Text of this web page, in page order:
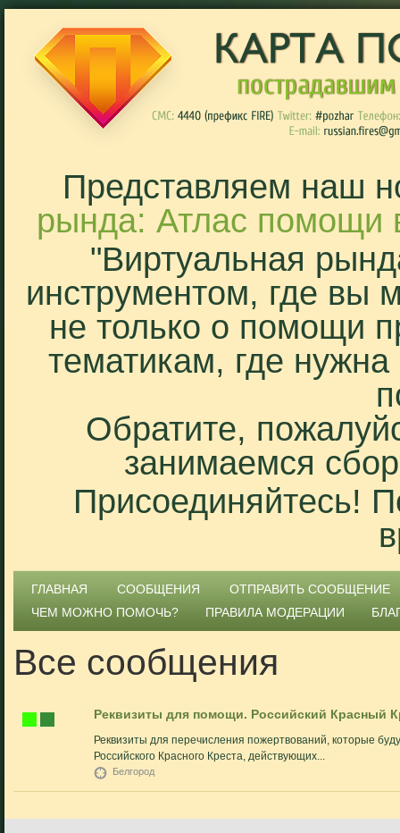
Представляем наш
рында: Атлас помощи
"Виртуальная
инструментом, где вы
не только о помощи
тематикам, где
Обратите,
занимаемся
Присоединяйтесь!
ГЛАВНАЯ СООБЩЕНИЯ
ОТПРАВИТЬ СООБЩЕНИЕ
ЧЕМ МОЖНО ПОМОЧЬ?
ПРАВИЛА МОДЕРАЦИИ
Все сообщения
Реквизиты для помощи. Российский Красный
Реквизиты для перечисления пожертвований, которые
Российского Красного Креста, действующих...
Белгород